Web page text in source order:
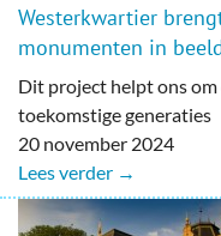
Westerkwartier
monumenten in
Dit project helpt ons
toekomstige generaties
20 november 2024
Lees verder →